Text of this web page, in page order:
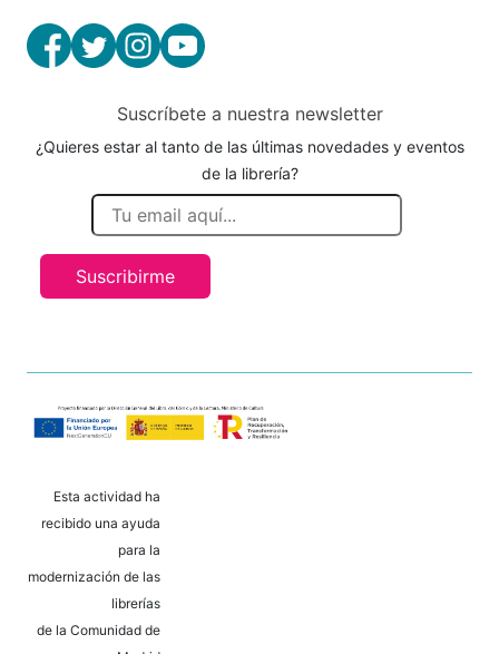
Suscríbete a nuestra newsletter
¿Quieres estar al tanto de las últimas novedades y eventos
de la librería?
Suscribirme
Esta actividad ha
recibido una ayuda
para la
modernización de las
librerías
de la Comunidad de